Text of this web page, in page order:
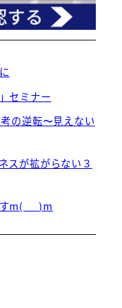
セミナー
の逆転〜見えない
スが拡がらない３
m(_ _)m